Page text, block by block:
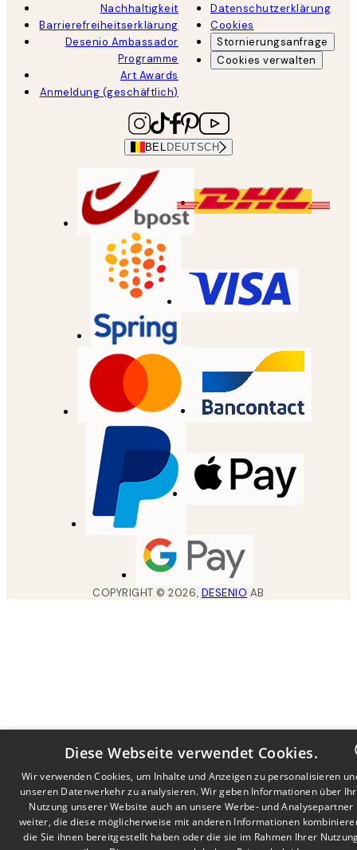
Nachhaltigkeit
Barrierefreiheitserklärung
Desenio Ambassador
Programme
Art Awards
Anmeldung (geschäftlich)
Datenschutzerklärung
Cookies
Stornierungsanfrage
Cookies verwalten
BEL DEUTSCH
COPYRIGHT ©2026, DESENIO AB
DUTCH
FRENCH
Diese Webseite verwendet Cookies.
Wir verwenden Cookies, um Inhalte und Anzeigen zu personalisieren
unseren Datenverkehr zu analysieren. Wir geben Informationen über
Nutzung unserer Website auch an unsere Werbe- und Analysepartner
weiter, die diese möglicherweise mit anderen Informationen
die Sie ihnen bereitgestellt haben oder die sie im Rahmen Ihrer